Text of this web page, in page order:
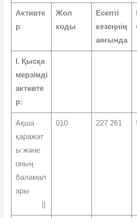
Активте
р
Жол
коды
Есепті
кезеңнің
аяғында
I. Қысқа
мерзімді
активте
р:
Ақша
қаражат
ы және
оның
баламал
ары
010 227 261